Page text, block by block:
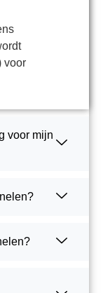
voor
voor mijn